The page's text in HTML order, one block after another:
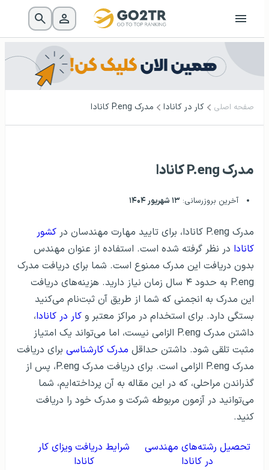
صفحه اصلی کار در کانادا مدرک P.eng کانادا
مدرک P.eng کانادا
آخرین بروزرسانی: ۱۳ شهریور ۱۴۰۴
مدرک P.eng کانادا، برای تایید مهارت مهندسان در
کشور
کانادا در نظر گرفته شده است. استفاده از عنوان مهندس
بدون دریافت این مدرک ممنوع است. شما برای دریافت مدرک
P.eng به حدود ۴ سال زمان نیاز دارید. هزینه‌های دریافت
این مدرک به انجمنی که شما از طریق آن ثبت‌نام می‌کنید
بستگی دارد. برای استخدام در مراکز معتبر و کار در کانادا،
داشتن مدرک P.eng الزامی نیست، اما می‌تواند یک امتیاز
مثبت تلقی شود. داشتن حداقل مدرک کارشناسی برای دریافت
مدرک P.eng الزامی است. برای دریافت مدرک P.eng، پس از
گذراندن مراحلی، که در این مقاله به آن پرداخته‌ایم، شما
می‌توانید در آزمون مربوطه شرکت و مدرک خود را دریافت
کنید.
تحصیل رشته‌های مهندسی
در کانادا
شرایط دریافت ویزای کار
کانادا